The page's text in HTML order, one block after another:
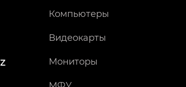
Компьютеры
Видеокарты
Мониторы